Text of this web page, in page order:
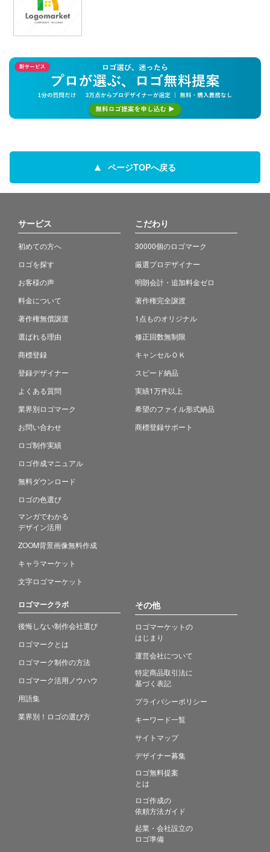
ページTOPへ戻る
サービス
初めての方へ
ロゴを探す
お客様の声
料金について
著作権無償譲渡
選ばれる理由
商標登録
登録デザイナー
よくある質問
業界別ロゴマーク
お問い合わせ
ロゴ制作実績
ロゴ作成マニュアル
無料ダウンロード
ロゴの色選び
マンガでわかる
デザイン活用
ZOOM背景画像無料作成
キャラマーケット
文字ロゴマーケット
こだわり
30000個のロゴマーク
厳選プロデザイナー
明朗会計・追加料金ゼロ
著作権完全譲渡
1点ものオリジナル
修正回数無制限
キャンセルＯＫ
スピード納品
実績1万件以上
希望のファイル形式納品
商標登録サポート
ロゴマークラボ
後悔しない制作会社選び
ロゴマークとは
ロゴマーク制作の方法
ロゴマーク活用ノウハウ
用語集
業界別！ロゴの選び方
その他
ロゴマーケットの
はじまり
運営会社について
特定商品取引法に
基づく表記
プライバシーポリシー
キーワード一覧
サイトマップ
デザイナー募集
ロゴ無料提案
とは
ロゴ作成の
依頼方法ガイド
起業・会社設立の
ロゴ準備